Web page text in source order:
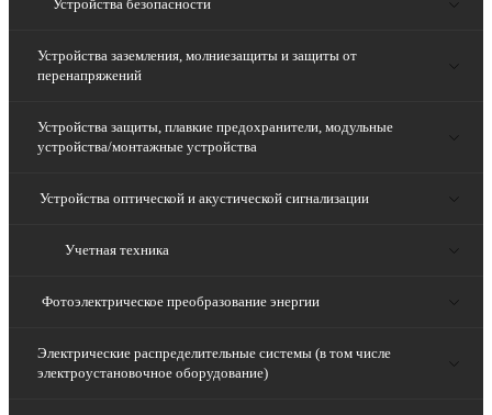
Устройства безопасности
Устройства заземления, молниезащиты и защиты от
перенапряжений
Устройства защиты, плавкие предохранители, модульные
устройства/монтажные устройства
Устройства оптической и акустической сигнализации
Учетная техника
Фотоэлектрическое преобразование энергии
Электрические распределительные системы (в том числе
электроустановочное оборудование)